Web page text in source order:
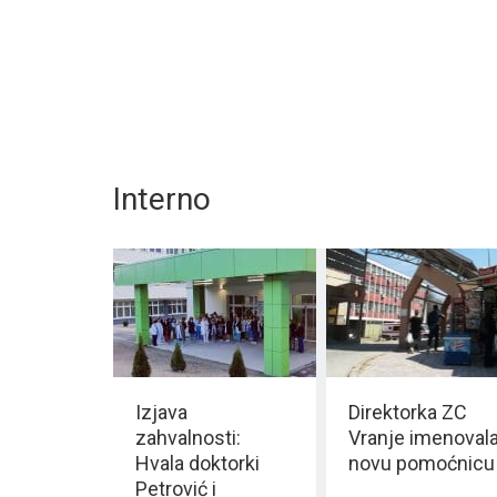
Interno
Izjava
zahvalnosti:
Hvala doktorki
Petrović i
Direktorka ZC
Vranje
novu pomoćnicu